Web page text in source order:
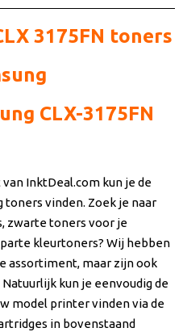
3175FN toners
CLX-3175FN
InktDeal.com kun je de
vinden. Zoek je naar
zwarte toners voor je
kleurtoners? Wij hebben
assortiment, maar zijn ook
kun je eenvoudig de
model printer vinden via de
in bovenstaand